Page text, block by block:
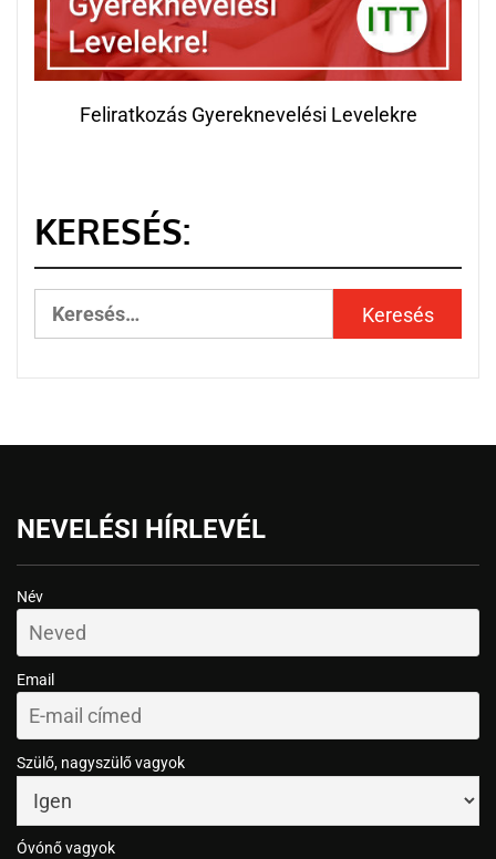
Feliratkozás Gyereknevelési Levelekre
KERESÉS:
NEVELÉSI HÍRLEVÉL
Név
Email
Szülő, nagyszülő vagyok
Óvónő vagyok